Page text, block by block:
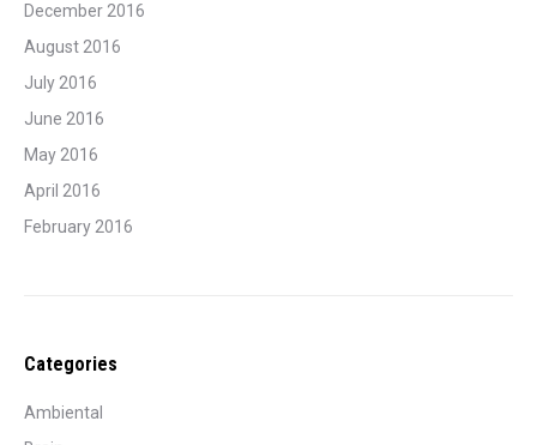
December 2016
August 2016
July 2016
June 2016
May 2016
April 2016
February 2016
Categories
Ambiental